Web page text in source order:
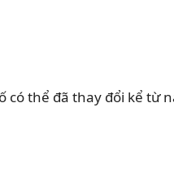
có thể đã thay đổi kể từ